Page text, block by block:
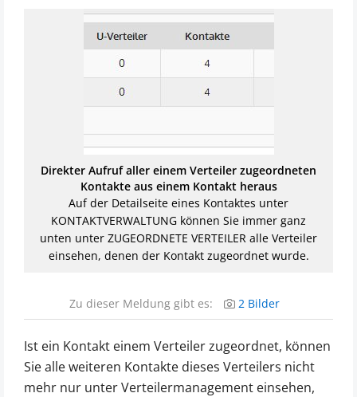
Direkter Aufruf aller einem Verteiler zugeordneten
Kontakte aus einem Kontakt heraus
Auf der Detailseite eines Kontaktes unter
KONTAKTVERWALTUNG können Sie immer ganz
unten unter ZUGEORDNETE VERTEILER alle Verteiler
einsehen, denen der Kontakt zugeordnet wurde.
Zu dieser Meldung gibt es: 2 Bilder
Ist ein Kontakt einem Verteiler zugeordnet, können
Sie alle weiteren Kontakte dieses Verteilers nicht
mehr nur unter Verteilermanagement einsehen,